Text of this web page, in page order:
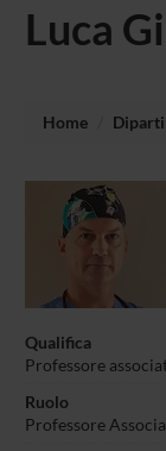
Luca
Home
Qualifica
Professore
Ruolo
Professore